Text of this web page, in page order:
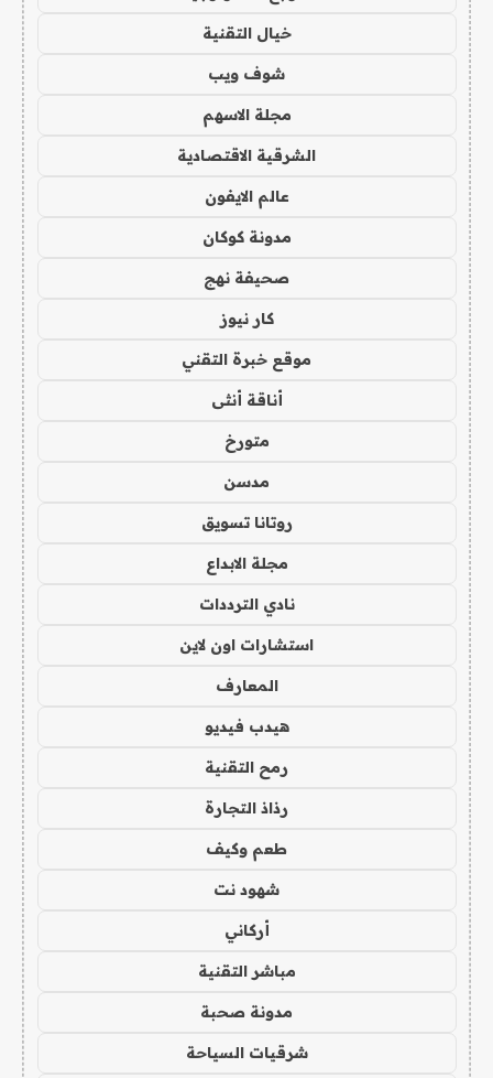
خيال التقنية
شوف ويب
مجلة الاسهم
الشرقية الاقتصادية
عالم الايفون
مدونة كوكان
صحيفة نهج
كار نيوز
موقع خبرة التقني
أناقة أنثى
متورخ
مدسن
روتانا تسويق
مجلة الابداع
نادي الترددات
استشارات اون لاين
المعارف
هيدب فيديو
رمح التقنية
رذاذ التجارة
طعم وكيف
شهود نت
أركاني
مباشر التقنية
مدونة صحبة
شرقيات السياحة